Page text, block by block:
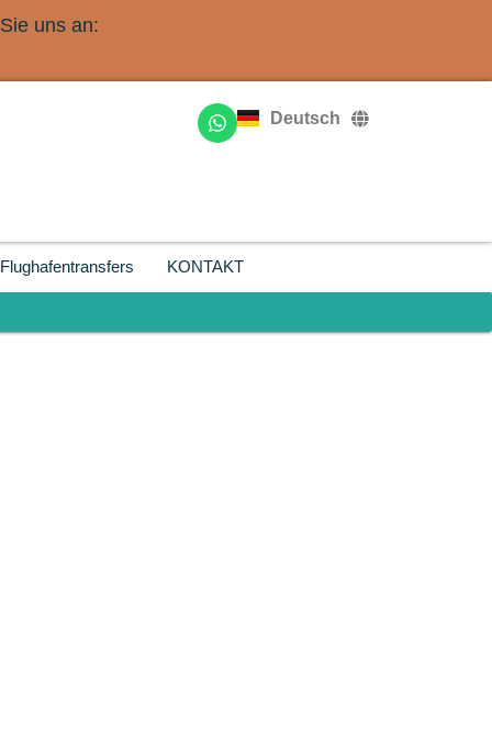
uns an:
Deutsch
English
Русский
Flughafentransfers KONTAKT